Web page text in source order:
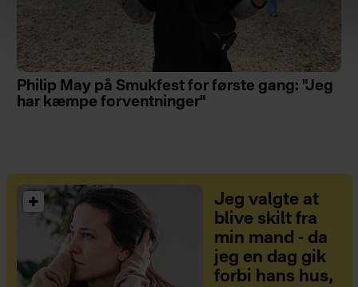
Philip May på Smukfest for første gang: "Jeg
har kæmpe forventninger"
Jeg valgte at
blive skilt fra
min mand - da
jeg en dag gik
forbi hans hus,